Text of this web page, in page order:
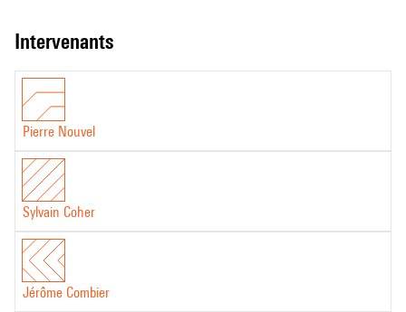
Un film court en forme de cadavre exquis, qui prend son départ dans
intervenants
Pierre Nouvel
Sylvain Coher
Jérôme Combier